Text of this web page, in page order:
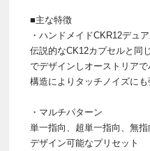
■主な特徴
・ハンドメイドCKR12デュ
伝説的なCK12カプセルと同
でデザインしオーストリア
構造によりタッチノイズにも
・マルチパターン
単一指向、超単一指向、無
デザイン可能なプリセット